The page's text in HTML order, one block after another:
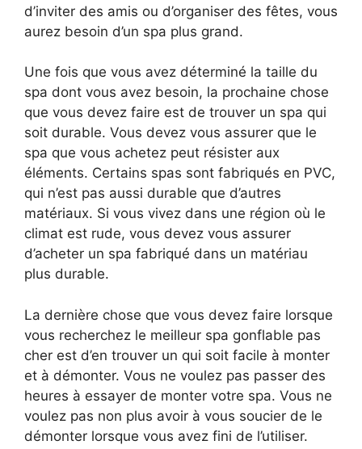
d’inviter des amis ou d’organiser des fêtes, vous
aurez besoin d’un spa plus grand.
Une fois que vous avez déterminé la taille du
spa dont vous avez besoin, la prochaine chose
que vous devez faire est de trouver un spa qui
soit durable. Vous devez vous assurer que le
spa que vous achetez peut résister aux
éléments. Certains spas sont fabriqués en PVC,
qui n’est pas aussi durable que d’autres
matériaux. Si vous vivez dans une région où le
climat est rude, vous devez vous assurer
d’acheter un spa fabriqué dans un matériau
plus durable.
La dernière chose que vous devez faire lorsque
vous recherchez le meilleur spa gonflable pas
cher est d’en trouver un qui soit facile à monter
et à démonter. Vous ne voulez pas passer des
heures à essayer de monter votre spa. Vous ne
voulez pas non plus avoir à vous soucier de le
démonter lorsque vous avez fini de l’utiliser.